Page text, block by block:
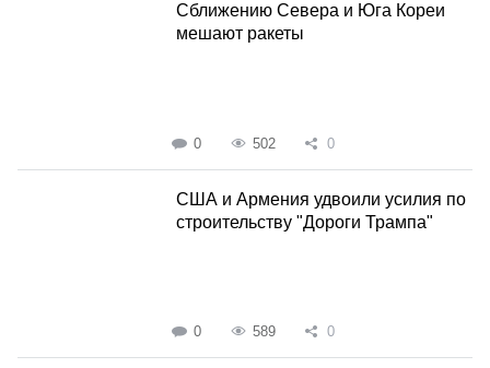
Сближению Севера и Юга Кореи
мешают ракеты
0 502 0
США и Армения удвоили усилия по
строительству "Дороги Трампа"
0 589 0